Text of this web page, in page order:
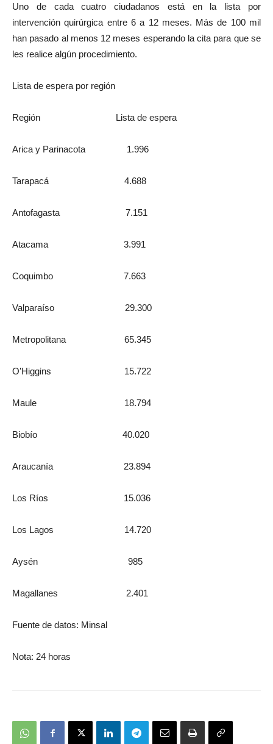
Uno de cada cuatro ciudadanos está en la lista por
intervención quirúrgica entre 6 a 12 meses. Más de 100 mil
han pasado al menos 12 meses esperando la cita para que se
les realice algún procedimiento.
Lista de espera por región
Región Lista de espera
Arica y Parinacota 1.996
Tarapacá 4.688
Antofagasta 7.151
Atacama 3.991
Coquimbo 7.663
Valparaíso 29.300
Metropolitana 65.345
O’Higgins 15.722
Maule 18.794
Biobío 40.020
Araucanía 23.894
Los Ríos 15.036
Los Lagos 14.720
Aysén 985
Magallanes 2.401
Fuente de datos: Minsal
Nota: 24 horas